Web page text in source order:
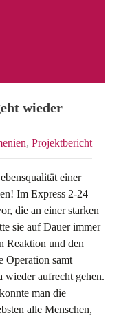
wieder
, Projektbericht
einer
Im Express 2-24
die an einer starken
sie auf Dauer immer
Reaktion und den
Operation samt
aufrecht gehen.
man die
alle Menschen,